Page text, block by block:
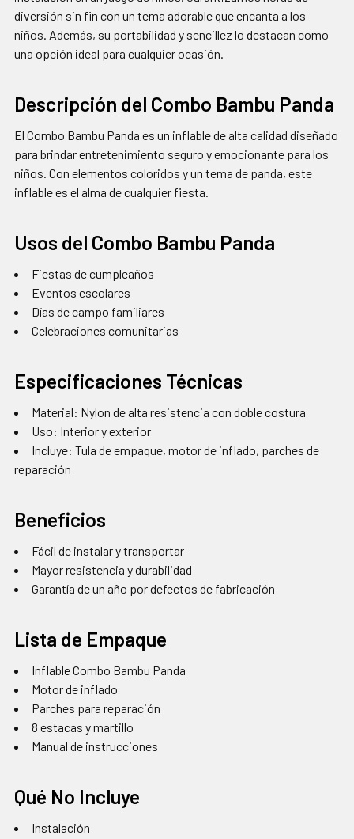
diversión sin fin con un tema adorable que encanta a los
niños. Además, su portabilidad y sencillez lo destacan como
una opción ideal para cualquier ocasión.
Descripción del Combo Bambu Panda
El Combo Bambu Panda es un inflable de alta calidad diseñado
para brindar entretenimiento seguro y emocionante para los
niños. Con elementos coloridos y un tema de panda, este
inflable es el alma de cualquier fiesta.
Usos del Combo Bambu Panda
Fiestas de cumpleaños
Eventos escolares
Días de campo familiares
Celebraciones comunitarias
Especificaciones Técnicas
Material: Nylon de alta resistencia con doble costura
Uso: Interior y exterior
Incluye: Tula de empaque, motor de inflado, parches de
reparación
Beneficios
Fácil de instalar y transportar
Mayor resistencia y durabilidad
Garantía de un año por defectos de fabricación
Lista de Empaque
Inflable Combo Bambu Panda
Motor de inflado
Parches para reparación
8 estacas y martillo
Manual de instrucciones
Qué No Incluye
Instalación